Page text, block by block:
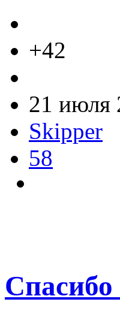
+42
21 июля
Skipper
58